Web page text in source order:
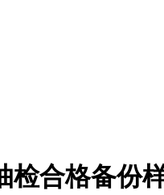
检合格备份